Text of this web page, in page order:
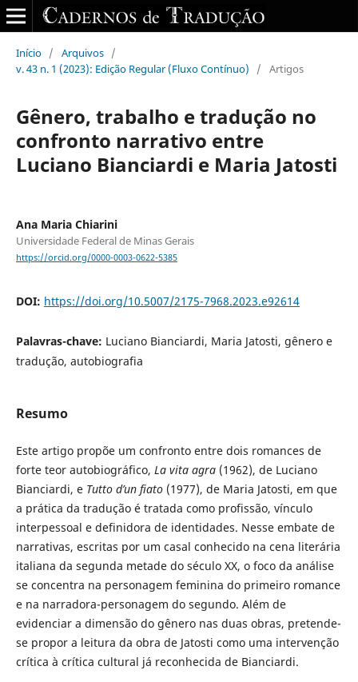
Início / Arquivos /
v. 43 n. 1 (2023): Edição Regular (Fluxo Contínuo)
/ Artigos
Gênero, trabalho e tradução no
confronto narrativo entre
Luciano Bianciardi e Maria Jatosti
Ana Maria Chiarini
Universidade Federal de Minas Gerais
https://orcid.org/0000-0003-0622-5385
DOI: https://doi.org/10.5007/2175-7968.2023.e92614
Palavras-chave: Luciano Bianciardi, Maria Jatosti, gênero e
tradução, autobiografia
Resumo
Este artigo propõe um confronto entre dois romances de
forte teor autobiográfico, La vita agra(1962), de Luciano
Bianciardi, e Tutto d’un fiato(1977), de Maria Jatosti, em que
a prática da tradução é tratada como profissão, vínculo
interpessoal e definidora de identidades. Nesse embate de
narrativas, escritas por um casal conhecido na cena literária
italiana da segunda metade do século XX, o foco da análise
se concentra na personagem feminina do primeiro romance
e na narradora-personagem do segundo. Além de
evidenciar a dimensão do gênero nas duas obras, pretende-
se propor a leitura da obra de Jatosti como uma intervenção
crítica à crítica cultural já reconhecida de Bianciardi.